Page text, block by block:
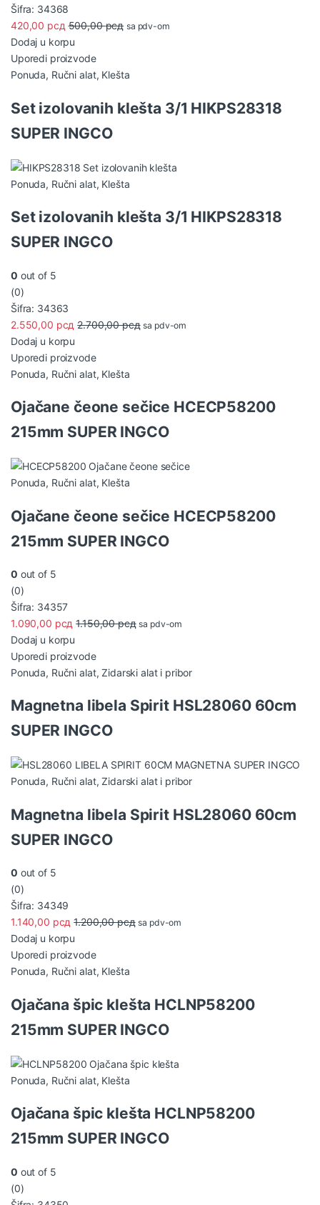
Šifra: 34368
420,00 рсд 500,00рсд sa pdv-om
Dodaj u korpu
Uporedi proizvode
Ponuda, Ručni alat, Klešta
Set izolovanih klešta 3/1 HIKPS28318
SUPER INGCO
Ponuda, Ručni alat, Klešta
Set izolovanih klešta 3/1 HIKPS28318
SUPER INGCO
0 out of 5
(0)
Šifra: 34363
2.550,00 рсд 2.700,00рсд sa pdv-om
Dodaj u korpu
Uporedi proizvode
Ponuda, Ručni alat, Klešta
Ojačane čeone sečice HCECP58200
215mm SUPER INGCO
Ponuda, Ručni alat, Klešta
Ojačane čeone sečice HCECP58200
215mm SUPER INGCO
0 out of 5
(0)
Šifra: 34357
1.090,00 рсд 1.150,00рсд sa pdv-om
Dodaj u korpu
Uporedi proizvode
Ponuda, Ručni alat,Zidarski alat i pribor
Magnetna libela Spirit HSL28060 60cm
SUPER INGCO
Ponuda, Ručni alat,Zidarski alat i pribor
Magnetna libela Spirit HSL28060 60cm
SUPER INGCO
0 out of 5
(0)
Šifra: 34349
1.140,00 рсд 1.200,00рсд sa pdv-om
Dodaj u korpu
Uporedi proizvode
Ponuda, Ručni alat, Klešta
Ojačana špic klešta HCLNP58200
215mm SUPER INGCO
Ponuda, Ručni alat, Klešta
Ojačana špic klešta HCLNP58200
215mm SUPER INGCO
0 out of 5
(0)